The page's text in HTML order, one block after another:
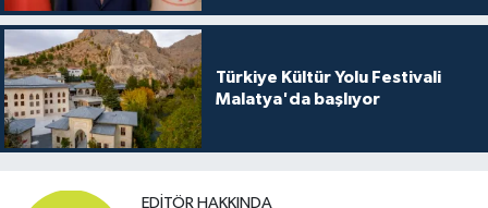
Türkiye Kültür Yolu Festivali
Malatya'da başlıyor
EDITÖR HAKKINDA